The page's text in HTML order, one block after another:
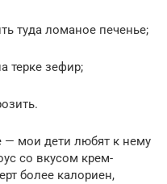
туда ломаное печенье;
терке зефир;
— мои дети любят к нему
со вкусом крем-
более калориен,